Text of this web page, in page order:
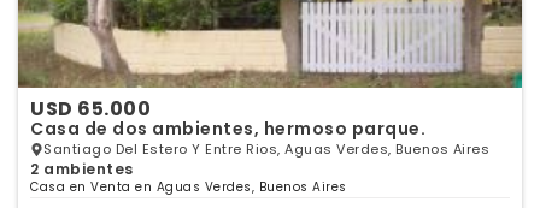
USD 65.000
Casa de dos ambientes, hermoso parque.
Santiago Del Estero Y Entre Rios, Aguas Verdes, Buenos Aires
2 ambientes
Casa en Venta en Aguas Verdes, Buenos Aires